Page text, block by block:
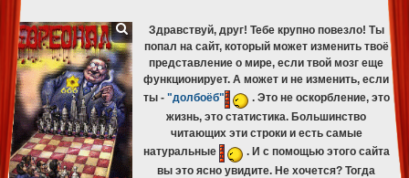
Здравствуй, друг! Тебе крупно повезло! Ты
попал на сайт, который может изменить твоё
представление о мире, если твой мозг еще
функционирует. А может и не изменить, если
ты - "долбоёб"
. Это не оскорбление, это
жизнь, это статистика. Большинство
читающих эти строки и есть самые
натуральные
. И с помощью этого сайта
вы это ясно увидите. Не хочется? Тогда